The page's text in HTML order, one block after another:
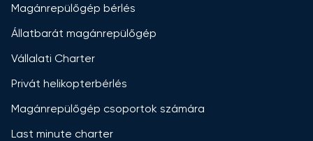
Magánrepülőgép bérlés
Állatbarát magánrepülőgép
Vállalati Charter
Privát helikopterbérlés
Magánrepülőgép csoportok számára
Last minute charter